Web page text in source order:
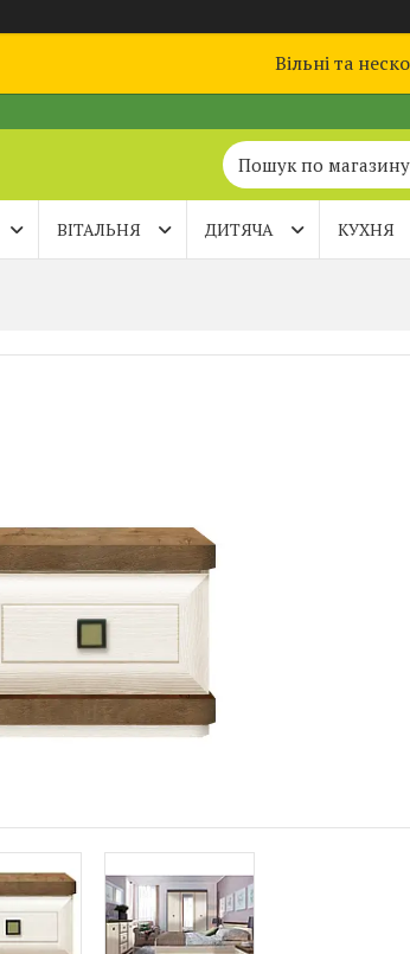
Вільні та
ВІТАЛЬНЯ ДИТЯЧА КУХНЯ